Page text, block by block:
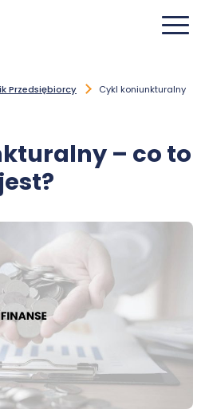
Przedsiębiorcy
Cykl koniunkturalny
– co to
jest?